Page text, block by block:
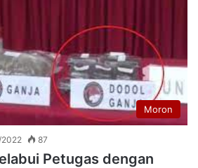
Moron
87
Petugas dengan